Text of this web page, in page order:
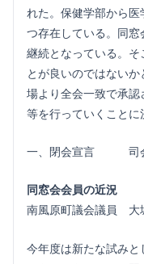
れた。保健学部から医
つ存在している。同窓
継続となっている。そ
とが良いのではない
場より全会一致で承
等を行っていくことに
一、閉会宣言 司会
同窓会会員の近況
南風原町議会議員 大
今年度は新たな試み